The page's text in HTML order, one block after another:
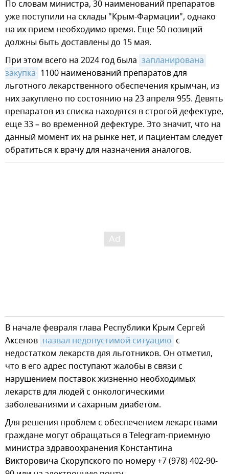
По словам министра, 30 наименований препаратов
уже поступили на склады "Крым-Фармации", однако
на их прием необходимо время. Еще 50 позиций
должны быть доставлены до 15 мая.
При этом всего на 2024 год была запланирована
закупка 1100 наименований препаратов для
льготного лекарственного обеспечения крымчан, из
них закуплено по состоянию на 23 апреля 955. Девять
препаратов из списка находятся в строгой дефектуре,
еще 33 – во временной дефектуре. Это значит, что на
данный момент их на рынке нет, и пациентам следует
обратиться к врачу для назначения аналогов.
В начале февраля глава Республики Крым Сергей
Аксенов назвал недопустимой ситуацию с
недостатком лекарств для льготников. Он отметил,
что в его адрес поступают жалобы в связи с
нарушением поставок жизненно необходимых
лекарств для людей с онкологическими
заболеваниями и сахарным диабетом.
Для решения проблем с обеспечением лекарствами
граждане могут обращаться в Telegram-приемную
министра здравоохранения Константина
Викторовича Скорупского по номеру +7 (978) 402-90-